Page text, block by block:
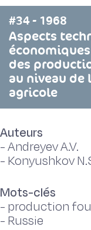
#34 - 1968
Aspects
des
au niveau
agricole
Auteurs
-Andreyev A.V.
- Konyushkov
Mots-clés
- production
- Russie